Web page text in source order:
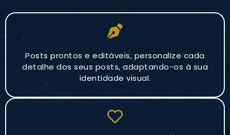
Posts prontos e editáveis, personalize cada
detalhe dos seus posts, adaptando-os à sua
identidade visual.